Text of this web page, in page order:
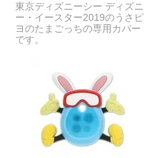
東京ディズニーシー ディズニ
ー・イースター2019のうさピ
ヨのたまごっちの専用カバー
です。